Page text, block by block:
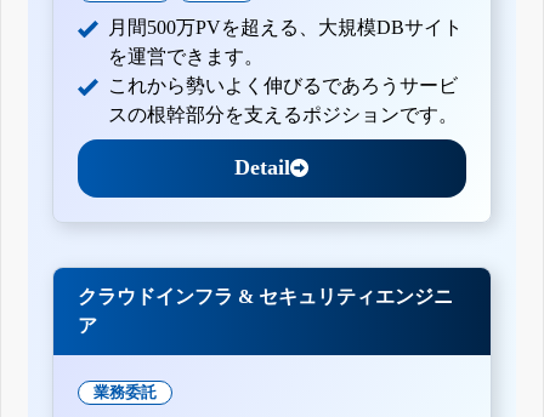
月間500万PVを超える、大規模DBサイト
を運営できます。
これから勢いよく伸びるであろうサービ
スの根幹部分を支えるポジションです。
Detail
クラウドインフラ & セキュリティエンジニ
ア
業務委託